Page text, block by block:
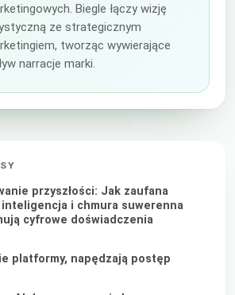
Biegle łączy wizję
ze strategicznym
tworząc wywierające
narracje marki.
przyszłości: Jak zaufana
i chmura suwerenna
cyfrowe doświadczenia
platformy, napędzają postęp